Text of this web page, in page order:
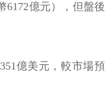
6172億元），但盤後
億美元，較市場預